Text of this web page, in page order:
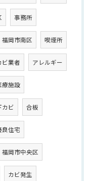
事務所
福岡市南区 喫煙所
ビ業者 アレルギー
療施設
カビ 合板
良住宅
福岡市中央区
カビ発生